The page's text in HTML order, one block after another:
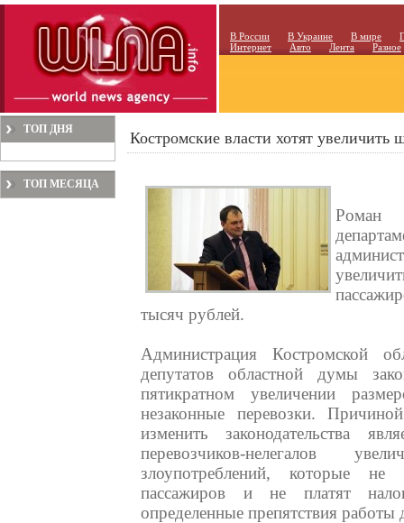
В России В Украине В мире
Интернет
Авто Лента Разное
ТОП ДНЯ
ТОП МЕСЯЦА
Костромские власти хотят увеличить
Роман
тысяч рублей.
Администрация Костромской
депутатов областной думы
пятикратном увеличении
незаконные перевозки.
изменить законодательства
перевозчиков-нелегалов
злоупотреблений, которые
пассажиров и не платят
определенные препятствия